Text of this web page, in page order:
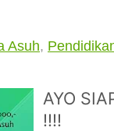
Asuh,
AYO
!!!!